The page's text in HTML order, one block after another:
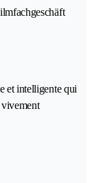
et intelligente qui
vivement